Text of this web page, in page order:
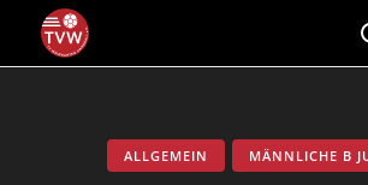
ALLGEMEIN MÄNNLICHE B